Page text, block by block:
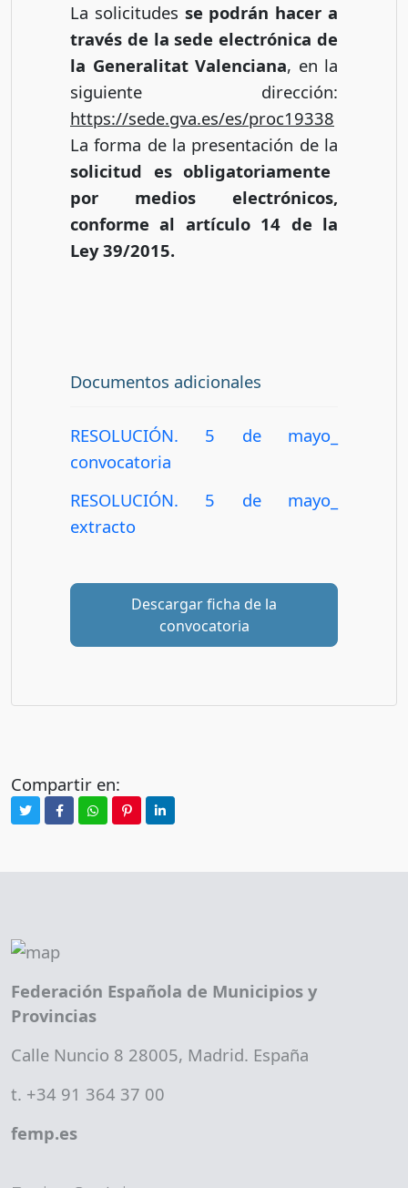
La solicitudes se podrán hacer a
través de la sede electrónica de
la Generalitat Valenciana, en la
siguiente dirección:
https://sede.gva.es/es/proc19338
La forma de la presentación de la
solicitud es obligatoriamente
por medios electrónicos,
conforme al artículo 14 de la
Ley 39/2015.
Documentos adicionales
RESOLUCIÓN. 5 de mayo_
convocatoria
RESOLUCIÓN. 5 de mayo_
extracto
Descargar ficha de la
convocatoria
Compartir en:
Federación Española de Municipios y
Provincias
Calle Nuncio 8 28005, Madrid. España
t. +34 91 364 37 00
femp.es